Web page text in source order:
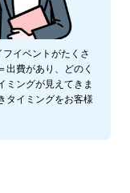
イベントがたくさ
出費があり、どのく
ミングが見えてきま
タイミングをお客様